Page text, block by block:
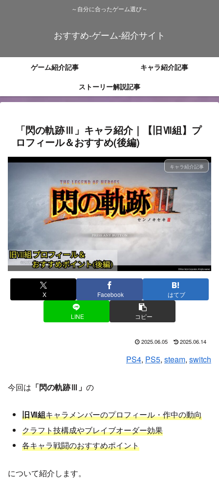
～自分に合ったゲーム選び～
おすすめ-ゲーム-紹介サイト
ゲーム紹介記事
キャラ紹介記事
ストーリー解説記事
「閃の軌跡Ⅲ」キャラ紹介｜【旧Ⅶ組】プ
ロフィール＆おすすめ(後編)
キャラ紹介記事
X Facebook はてブ
LINE コピー
2025.06.05 2025.06.14
PS4, PS5, steam, switch
今回は 「閃の軌跡Ⅲ」 の
旧Ⅶ組キャラメンバーのプロフィール・作中の動向
クラフト技構成やブレイブオーダー効果
各キャラ戦闘のおすすめポイント
について紹介します。